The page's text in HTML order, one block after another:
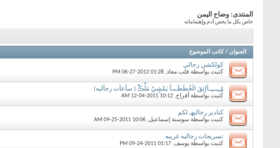
المنتدى: وضاح اليمن
خاص بكل ما يخص آدم وإهتماماته
العنوان / كاتب الموضوع
كولكشن رجالي
كتبت بواسطة قلب معاذ‏, 06-27-2012 01:28 PM
ۆَـِـِــِـِـآإثِقَ اڷخُطَطَـىـآ يَمْڜِيْ مَڷّڪْْ ( سآعآت رجآليه)
كتبت بواسطة أفراح‏, 12-04-2011 10:12 AM
كنادير رجاليهـ لكم
كتبت بواسطة سوسنة إسماعيل‏, 09-25-2011 10:06 AM
تسريحات رجاليه غريبه
كتبت بواسطة يوسف‏, 09-24-2011 01:17 PM